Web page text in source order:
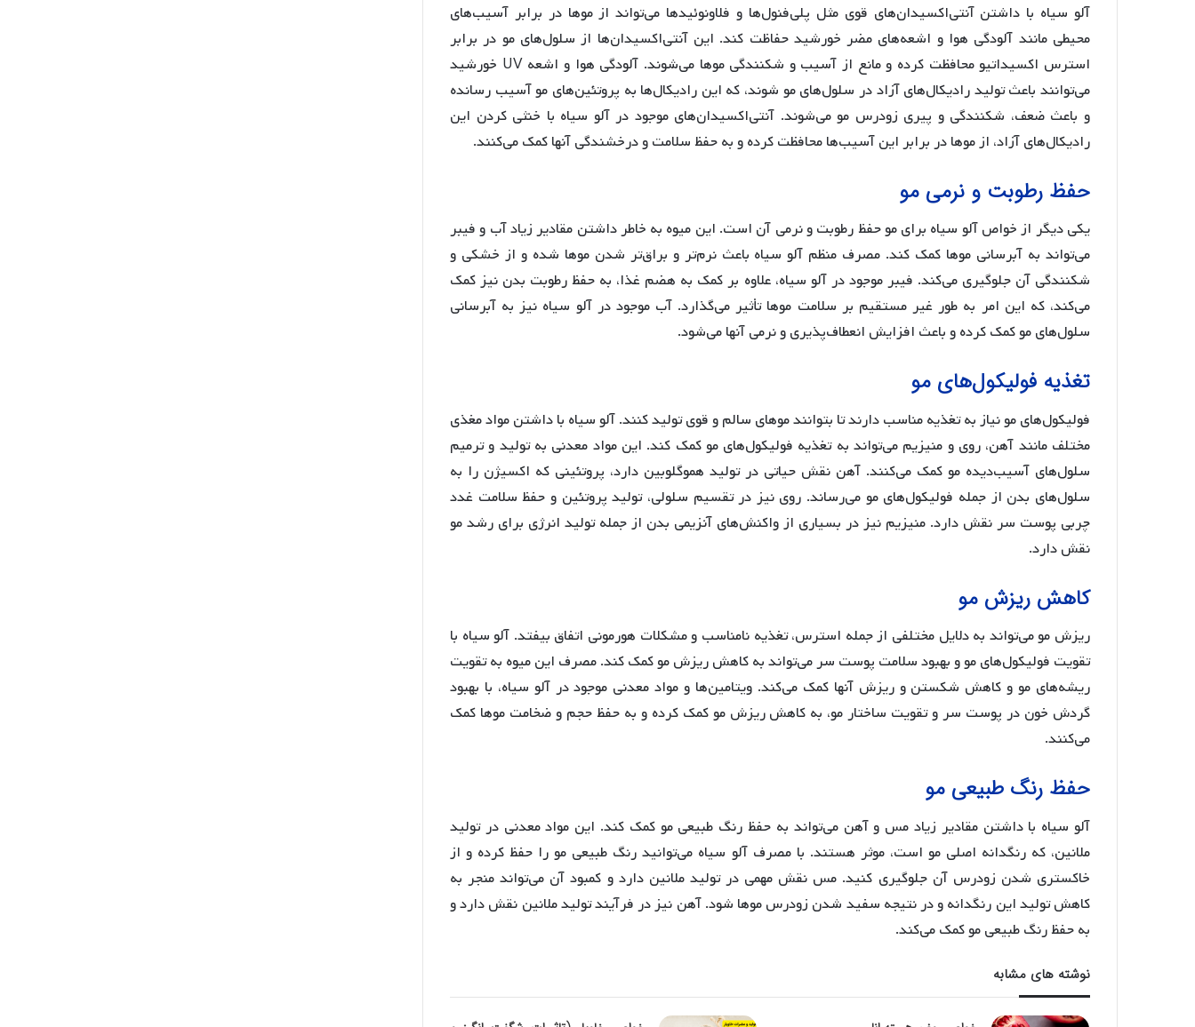
آلو سیاه با داشتن آنتی‌اکسیدان‌های قوی مثل پلی‌فنول‌ها و فلاونوئیدها می‌تواند از موها در برابر آسیب‌های
محیطی مانند آلودگی هوا و اشعه‌های مضر خورشید حفاظت کند. این آنتی‌اکسیدان‌ها از سلول‌های مو در برابر
استرس اکسیداتیو محافظت کرده و مانع از آسیب و شکنندگی موها می‌شوند. آلودگی هوا و اشعه UV خورشید
می‌توانند باعث تولید رادیکال‌های آزاد در سلول‌های مو شوند، که این رادیکال‌ها به پروتئین‌های مو آسیب رسانده
و باعث ضعف، شکنندگی و پیری زودرس مو می‌شوند. آنتی‌اکسیدان‌های موجود در آلو سیاه با خنثی کردن این
رادیکال‌های آزاد، از موها در برابر این آسیب‌ها محافظت کرده و به حفظ سلامت و درخشندگی آنها کمک می‌کنند.
حفظ رطوبت و نرمی مو
یکی دیگر از خواص آلو سیاه برای مو حفظ رطوبت و نرمی آن است. این میوه به خاطر داشتن مقادیر زیاد آب و فیبر
می‌تواند به آبرسانی موها کمک کند. مصرف منظم آلو سیاه باعث نرم‌تر و براق‌تر شدن موها شده و از خشکی و
شکنندگی آن جلوگیری می‌کند. فیبر موجود در آلو سیاه، علاوه بر کمک به هضم غذا، به حفظ رطوبت بدن نیز کمک
می‌کند، که این امر به طور غیر مستقیم بر سلامت موها تأثیر می‌گذارد. آب موجود در آلو سیاه نیز به آبرسانی
سلول‌های مو کمک کرده و باعث افزایش انعطاف‌پذیری و نرمی آنها می‌شود.
تغذیه فولیکول‌های مو
فولیکول‌های مو نیاز به تغذیه مناسب دارند تا بتوانند موهای سالم و قوی تولید کنند. آلو سیاه با داشتن مواد مغذی
مختلف مانند آهن، روی و منیزیم می‌تواند به تغذیه فولیکول‌های مو کمک کند. این مواد معدنی به تولید و ترمیم
سلول‌های آسیب‌دیده مو کمک می‌کنند. آهن نقش حیاتی در تولید هموگلوبین دارد، پروتئینی که اکسیژن را به
سلول‌های بدن از جمله فولیکول‌های مو می‌رساند. روی نیز در تقسیم سلولی، تولید پروتئین و حفظ سلامت غدد
چربی پوست سر نقش دارد. منیزیم نیز در بسیاری از واکنش‌های آنزیمی بدن از جمله تولید انرژی برای رشد مو
نقش دارد.
کاهش ریزش مو
ریزش مو می‌تواند به دلایل مختلفی از جمله استرس، تغذیه نامناسب و مشکلات هورمونی اتفاق بیفتد. آلو سیاه با
تقویت فولیکول‌های مو و بهبود سلامت پوست سر می‌تواند به کاهش ریزش مو کمک کند. مصرف این میوه به تقویت
ریشه‌های مو و کاهش شکستن و ریزش آنها کمک می‌کند. ویتامین‌ها و مواد معدنی موجود در آلو سیاه، با بهبود
گردش خون در پوست سر و تقویت ساختار مو، به کاهش ریزش مو کمک کرده و به حفظ حجم و ضخامت موها کمک
می‌کنند.
حفظ رنگ طبیعی مو
آلو سیاه با داشتن مقادیر زیاد مس و آهن می‌تواند به حفظ رنگ طبیعی مو کمک کند. این مواد معدنی در تولید
ملانین، که رنگدانه اصلی مو است، موثر هستند. با مصرف آلو سیاه می‌توانید رنگ طبیعی مو را حفظ کرده و از
خاکستری شدن زودرس آن جلوگیری کنید. مس نقش مهمی در تولید ملانین دارد و کمبود آن می‌تواند منجر به
کاهش تولید این رنگدانه و در نتیجه سفید شدن زودرس موها شود. آهن نیز در فرآیند تولید ملانین نقش دارد و
به حفظ رنگ طبیعی مو کمک می‌کند.
نوشته های مشابه